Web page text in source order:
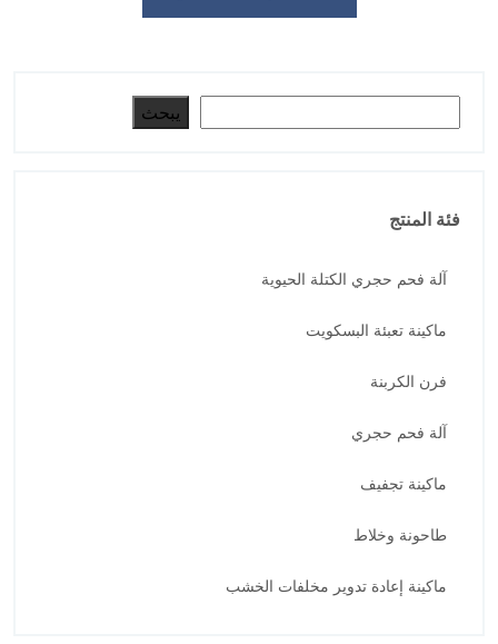
يبحث
فئة المنتج
آلة فحم حجري الكتلة الحيوية
ماكينة تعبئة البسكويت
فرن الكربنة
آلة فحم حجري
ماكينة تجفيف
طاحونة وخلاط
ماكينة إعادة تدوير مخلفات الخشب